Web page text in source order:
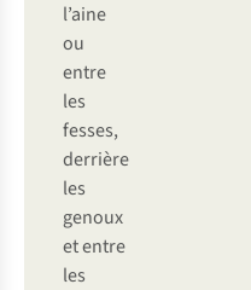
l’aine
ou
entre
les
fesses,
derrière
les
genoux
et entre
les